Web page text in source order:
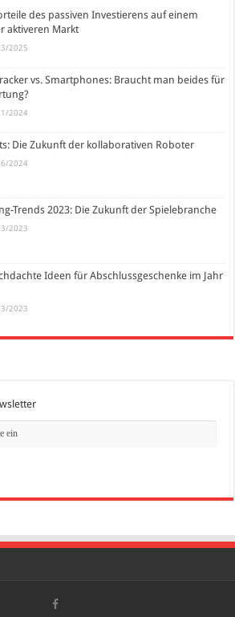
des passiven Investierens auf einem
aktiveren Markt
2025
vs. Smartphones: Braucht man beides für
2024
Die Zukunft der kollaborativen Roboter
2024
Trends 2023: Die Zukunft der Spielebranche
2023
Ideen für Abschlussgeschenke im Jahr
2023